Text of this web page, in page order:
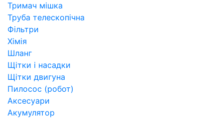
Тримач мішка
Труба телескопічна
Фільтри
Хімія
Шланг
Щітки і насадки
Щітки двигуна
Пилосос (робот)
Аксесуари
Акумулятор